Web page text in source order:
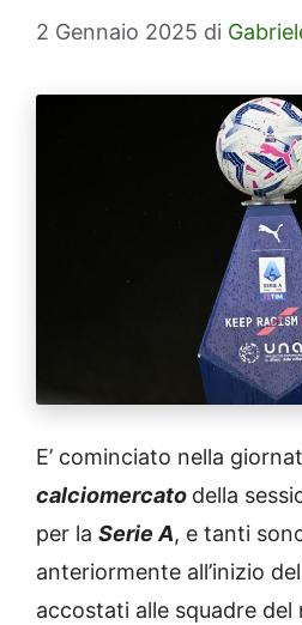
2 Gennaio 2025 di
E’ cominciato nella
calciomercato della
per la Serie A, e tanti
anteriormente all’inizio
accostati alle squadre